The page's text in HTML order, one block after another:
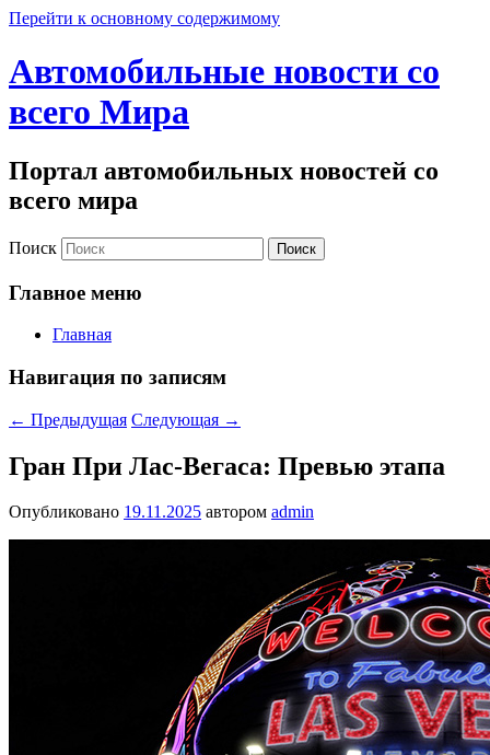
Перейти к основному содержимому
Автомобильные новости со
всего Мира
Портал автомобильных новостей со
всего мира
Поиск
Главное меню
Главная
Навигация по записям
← Предыдущая Следующая →
Гран При Лас-Вегаса: Превью этапа
Опубликовано 19.11.2025 автором admin